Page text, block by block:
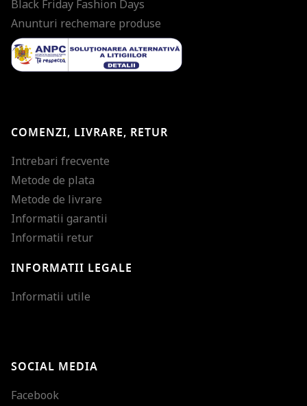
Black Friday Fashion Days
Anunturi rechemare produse
COMENZI, LIVRARE, RETUR
Intrebari frecvente
Metode de plata
Metode de livrare
Informatii garantii
Informatii retur
INFORMATII LEGALE
Informatii utile
SOCIAL MEDIA
Facebook